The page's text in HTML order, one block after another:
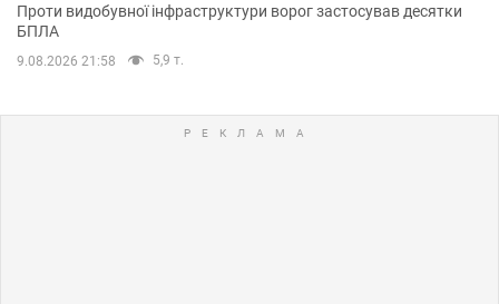
Проти видобувної інфраструктури ворог застосував десятки
БПЛА
9.08.2026 21:58 5,9 т.